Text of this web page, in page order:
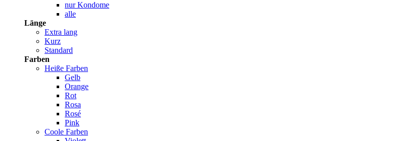
nur Kondome
alle
Länge
Extra lang
Kurz
Standard
Farben
Heiße Farben
Gelb
Orange
Rot
Rosa
Rosé
Pink
Coole Farben